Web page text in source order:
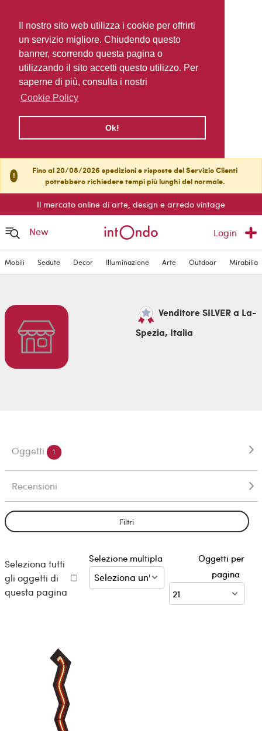
Il nostro sito web utilizza i cookie per offrirti
un servizio migliore. Chiudendo questo
banner, scorrendo questa pagina o
utilizzando il sito accetti questo utilizzo. Per
saperne di più, consulta i nostri
Cookie Policy
Ok!
!
Fino al 20/08/2026 spedizioni e risposte del Servizio Clienti
potrebbero richiedere tempi più lunghi del normale.
Il mercato online di arte, design e arredo vintage
New Login
Mobili Sedute Decor Illuminazione Arte Outdoor Mirabilia
Venditore SILVER a La-
Spezia, Italia
Oggetti 1
Recensioni
Filtri
Seleziona tutti
gli oggetti di
questa pagina
Selezione multipla
Oggetti per
pagina